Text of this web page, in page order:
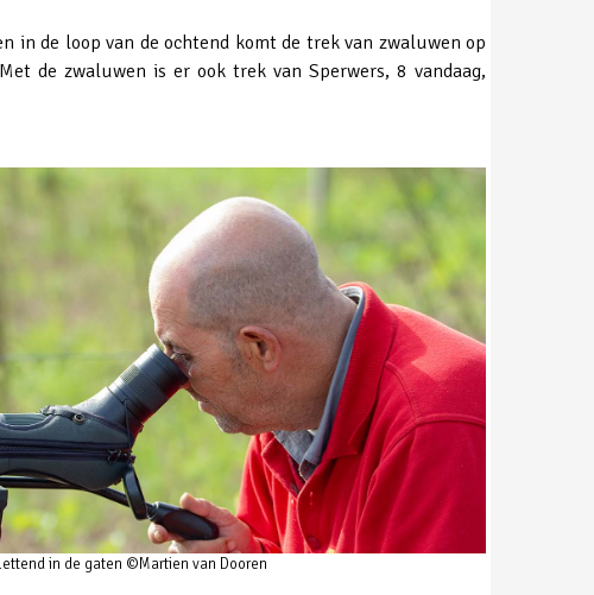
in de loop van de ochtend komt de trek van zwaluwen op
de zwaluwen is er ook trek van Sperwers, 8 vandaag,
in de gaten ©Martien van Dooren